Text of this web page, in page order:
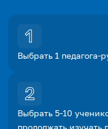
Выбрать 1 педагога-
Выбрать 5-10
продолжать изучать